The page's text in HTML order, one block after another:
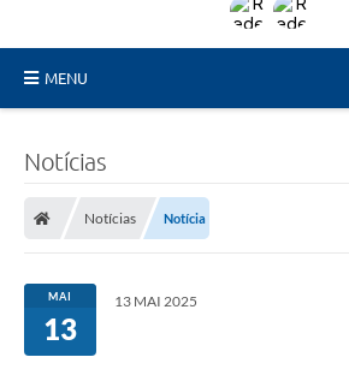
MENU
Conselhos Municipais
Serviços on-line
Notícias
Notícias Notícia
MAI
13
13 MAI 2025